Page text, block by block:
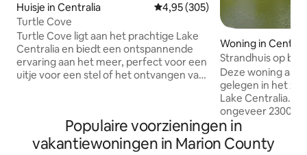
Huisje in Centralia Gemiddelde beoordeling van
4,95 (305)
Turtle Cove
Turtle Cove ligt aan het prachtige Lake
Centralia en biedt een ontspannende
ervaring aan het meer, perfect voor een
uitje voor een stel of het ontvangen van
Turtle Cove! *Meer dan 2 gasten, we
vereisen een extra $ 12/persoon per
Woning in
Strandhuis op
Deze woning aan
gelegen in het
Lake Centralia.
ongeveer
volledige
met tong en
die een prachtig
Populaire voorzieningen in
vakantiewoningen in Marion County